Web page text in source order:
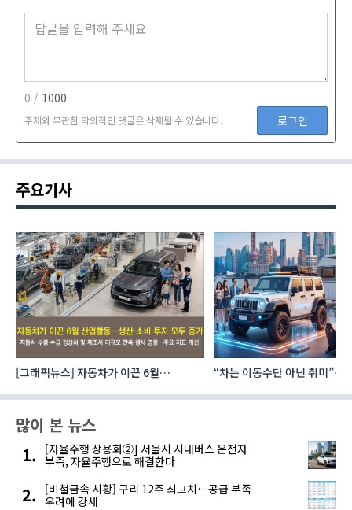
0 / 1000
주제와 무관한 악의적인 댓글은 삭제될 수 있습니다. 로그인
주요기사
[그래픽뉴스] 자동차가 이끈 6월
“차는 이동수단 아닌 취미”…
많이 본 뉴스
[자율주행 상용화②] 서울시 시내버스 운전자
부족, 자율주행으로 해결한다
[비철금속 시황] 구리 12주 최고치…공급 부족
우려에 강세